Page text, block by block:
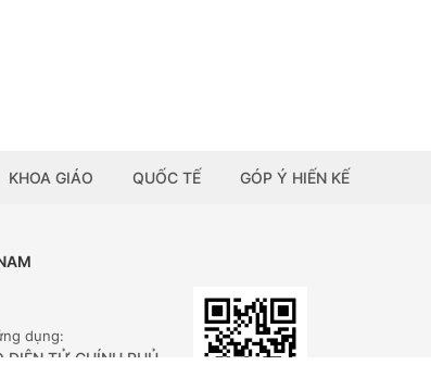
KHOA GIÁO QUỐC TẾ GÓP Ý HIẾN KẾ
dụng:
ĐIỆN TỬ CHÍNH PHỦ